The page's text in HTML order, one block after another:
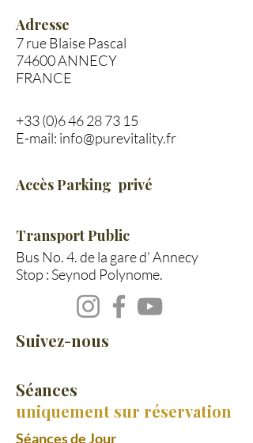
Adresse
7 rue Blaise Pascal
74600 ANNECY
FRANCE
+33 (0)6 46 28 73 15
E-mail: info@purevitality.fr
Accès Parking privé​
Transport Public
Bus No. 4. de la gare d' Annecy
Stop : Seynod Polynome.
Suivez-nous
Séances
uniquement sur réservation
Séances de Jour